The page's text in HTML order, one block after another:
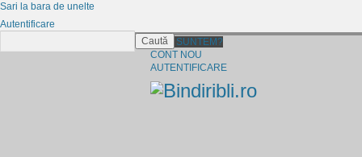
CINE SUNTEM?
CONT NOU
AUTENTIFICARE
Sari la bara de unelte
Autentificare
Caută